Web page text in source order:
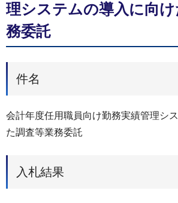
理システムの導入に向
務委託
件名
会計年度任用職員向け勤務実績管理シ
た調査等業務委託
入札結果